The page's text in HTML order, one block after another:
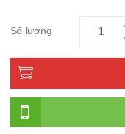
Số lượng